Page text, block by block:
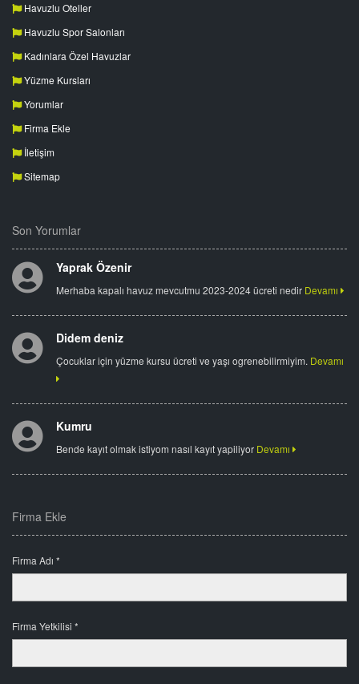
Havuzlu Oteller
Havuzlu Spor Salonları
Kadınlara Özel Havuzlar
Yüzme Kursları
Yorumlar
Firma Ekle
İletişim
Sitemap
Son Yorumlar
Yaprak Özenir
Merhaba kapalı havuz mevcutmu 2023-2024 ücreti nedir Devamı
Didem deniz
Çocuklar için yüzme kursu ücreti ve yaşı ogrenebilirmiyim. Devamı
Kumru
Bende kayıt olmak istiyom nasıl kayıt yapiliyor Devamı
Firma Ekle
Firma Adı *
Firma Yetkilisi *